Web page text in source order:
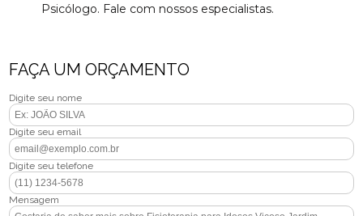
Psicólogo. Fale com nossos especialistas.
FAÇA UM ORÇAMENTO
Digite seu nome
Digite seu email
Digite seu telefone
Mensagem